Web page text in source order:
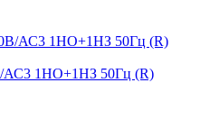
АС3 1НО+1НЗ 50Гц (R)